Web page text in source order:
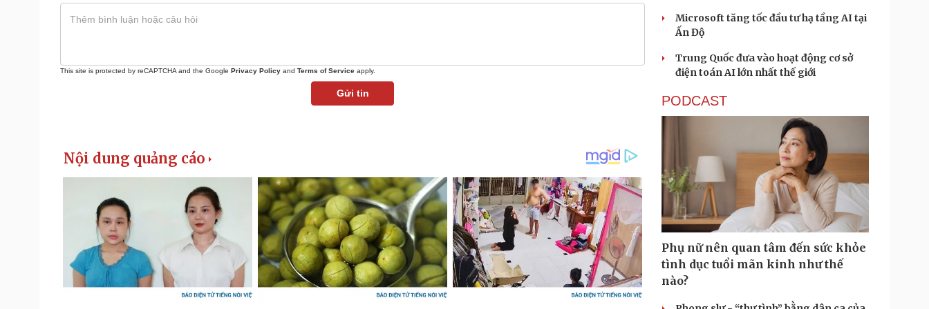
This site is protected by reCAPTCHA and the Google Privacy Policy and Terms of Service apply.
Gửi tin
Microsoft tăng tốc đầu tư hạ tầng AI tại
Ấn Độ
Trung Quốc đưa vào hoạt động cơ sở
điện toán AI lớn nhất thế giới
PODCAST
Phụ nữ nên quan tâm đến sức khỏe
tình dục tuổi mãn kinh như thế
nào?